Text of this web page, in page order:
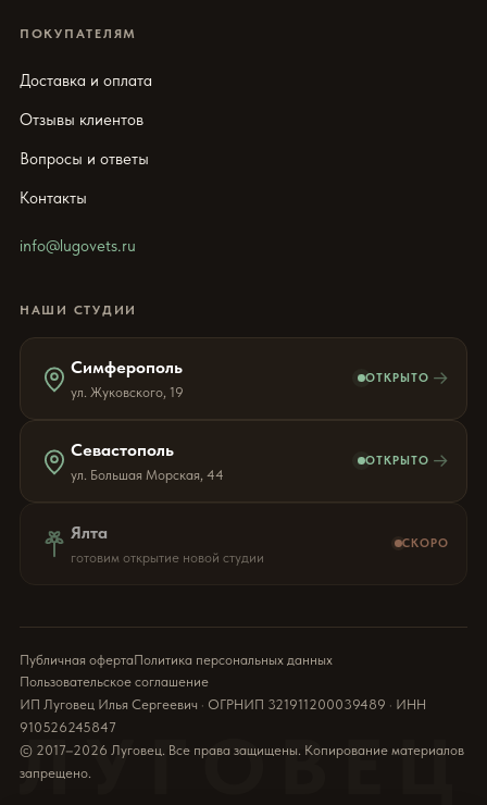
ПОКУПАТЕЛЯМ
Доставка и оплата
Отзывы клиентов
Вопросы и ответы
Контакты
info@lugovets.ru
НАШИ СТУДИИ
Симферополь
ул. Жуковского, 19
ОТКРЫТО →
Севастополь
ул. Большая Морская, 44
ОТКРЫТО →
Ялта
готовим открытие новой студии
СКОРО
Публичная офертаПолитика персональных данных
Пользовательское соглашение
ИП Луговец Илья Сергеевич · ОГРНИП 321911200039489 · ИНН
910526245847
© 2017–2026 Луговец. Все права защищены. Копирование материалов
запрещено.
ЛУГОВЕЦ